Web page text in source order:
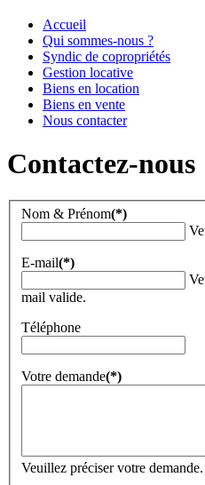
Accueil
Qui sommes-nous ?
Syndic de copropriétés
Gestion locative
Biens en location
Biens en vente
Nous contacter
Contactez-nous
Nom & Prénom(*)
E-mail(*)
mail valide.
Téléphone
Votre demande(*)
Veuillez préciser votre demande.